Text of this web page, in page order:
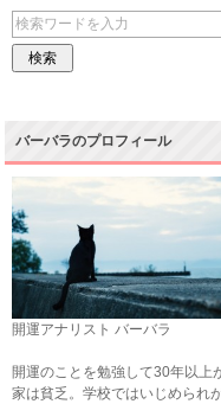
バーバラのプロフィール
開運アナリスト バーバラ
開運のことを勉強して30年以上
家は貧乏。学校ではいじめられ